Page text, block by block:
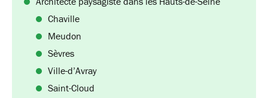
Chaville
Meudon
Sèvres
Ville-d’Avray
Saint-Cloud